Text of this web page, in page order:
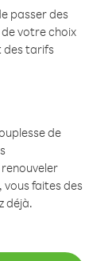
passer des
votre choix
des tarifs
de
faites des
déjà.